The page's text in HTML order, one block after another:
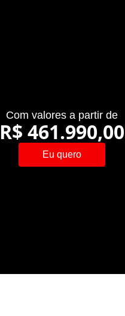
Com valores a partir de
R$ 461.990,00
Eu quero